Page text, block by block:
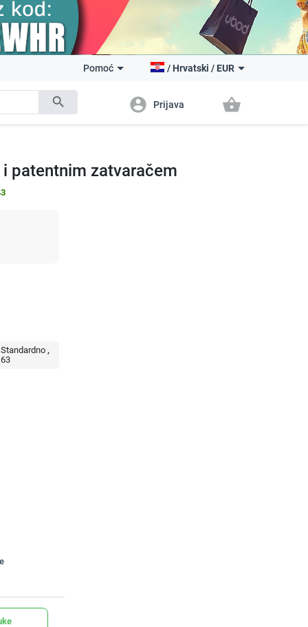
search
Pomoć / Hrvatski / EUR
account_circle Prijava shopping_basket
patentnim zatvaračem
Standardno
63